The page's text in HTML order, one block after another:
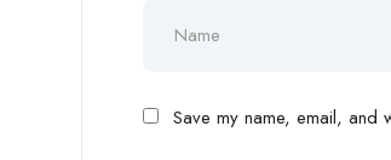
Save my name, email, and